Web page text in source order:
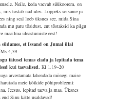
Neile, keda vaevab süükoorem, on
mis tõstab nad üles. Lõppeks seisame ju
ning seal loeb üksnes see, mida Sina
mu patu tõsidust, ent tõstaksid ka pilgu
maailma üleastumiste eest!
südames, et Issand on Jumal ülal
4,39
täiusel temas elada ja lepitada tema
kui taevalised.Kl 1,19–20
arvestamata lahendada mõnegi maise
meie kõikide põhiprobleemi:
Jeesus, lepitad taeva ja maa. Üksnes
Sinu kätte usaldavad!